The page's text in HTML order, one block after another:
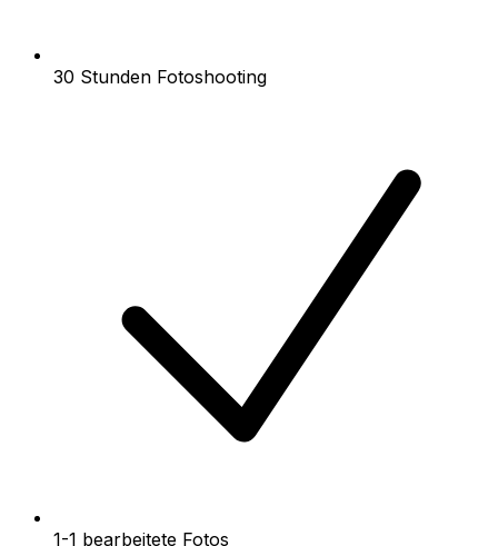
30 Stunden Fotoshooting
1-1 bearbeitete Fotos